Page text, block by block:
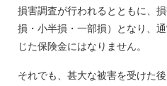
損害調査が行われるとともに、
損・小半損・一部損）となり、
じた保険金にはなりません。
それでも、甚大な被害を受けた